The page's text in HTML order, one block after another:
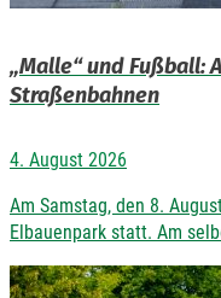
„Malle“ und Fußball:
Straßenbahnen
4. August 2026
Am Samstag, den 8.
Elbauenpark statt. Am